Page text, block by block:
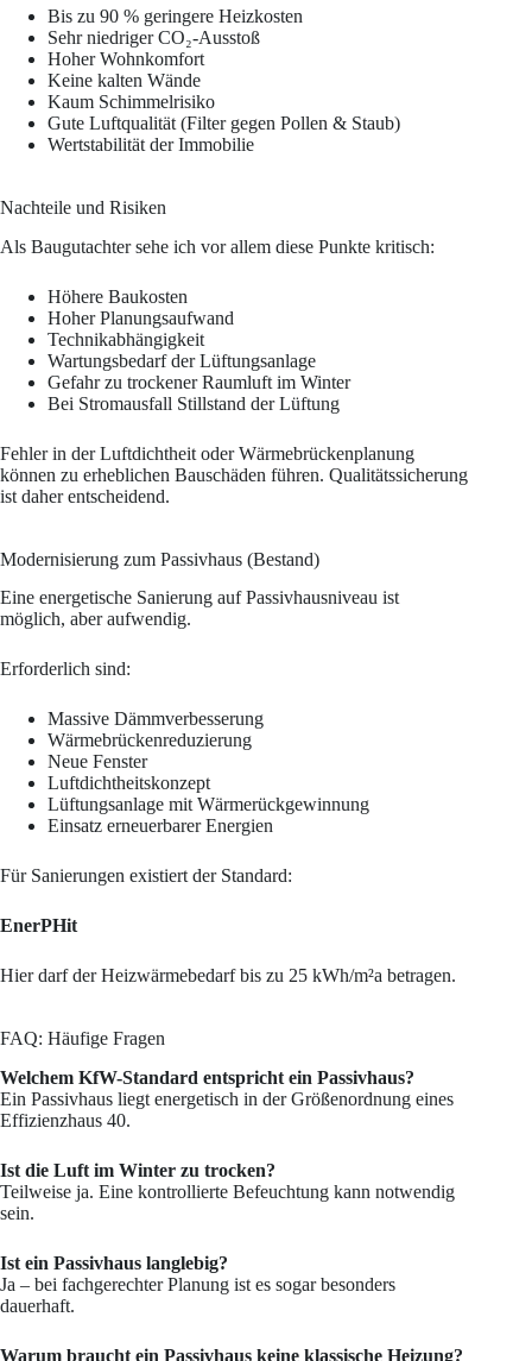
Bis zu 90 % geringere Heizkosten
Sehr niedriger CO₂-Ausstoß
Hoher Wohnkomfort
Keine kalten Wände
Kaum Schimmelrisiko
Gute Luftqualität (Filter gegen Pollen & Staub)
Wertstabilität der Immobilie
Nachteile und Risiken
Als Baugutachter sehe ich vor allem diese Punkte kritisch:
Höhere Baukosten
Hoher Planungsaufwand
Technikabhängigkeit
Wartungsbedarf der Lüftungsanlage
Gefahr zu trockener Raumluft im Winter
Bei Stromausfall Stillstand der Lüftung
Fehler in der Luftdichtheit oder Wärmebrückenplanung
können zu erheblichen Bauschäden führen. Qualitätssicherung
ist daher entscheidend.
Modernisierung zum Passivhaus (Bestand)
Eine energetische Sanierung auf Passivhausniveau ist
möglich, aber aufwendig.
Erforderlich sind:
Massive Dämmverbesserung
Wärmebrückenreduzierung
Neue Fenster
Luftdichtheitskonzept
Lüftungsanlage mit Wärmerückgewinnung
Einsatz erneuerbarer Energien
Für Sanierungen existiert der Standard:
EnerPHit
Hier darf der Heizwärmebedarf bis zu 25 kWh/m²a betragen.
FAQ: Häufige Fragen
Welchem KfW-Standard entspricht ein Passivhaus?
Ein Passivhaus liegt energetisch in der Größenordnung eines
Effizienzhaus 40.
Ist die Luft im Winter zu trocken?
Teilweise ja. Eine kontrollierte Befeuchtung kann notwendig
sein.
Ist ein Passivhaus langlebig?
Ja – bei fachgerechter Planung ist es sogar besonders
dauerhaft.
Warum braucht ein Passivhaus keine klassische Heizung?